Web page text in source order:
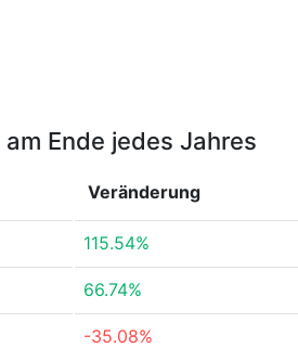
am Ende jedes Jahres
Veränderung
115.54%
66.74%
-35.08%